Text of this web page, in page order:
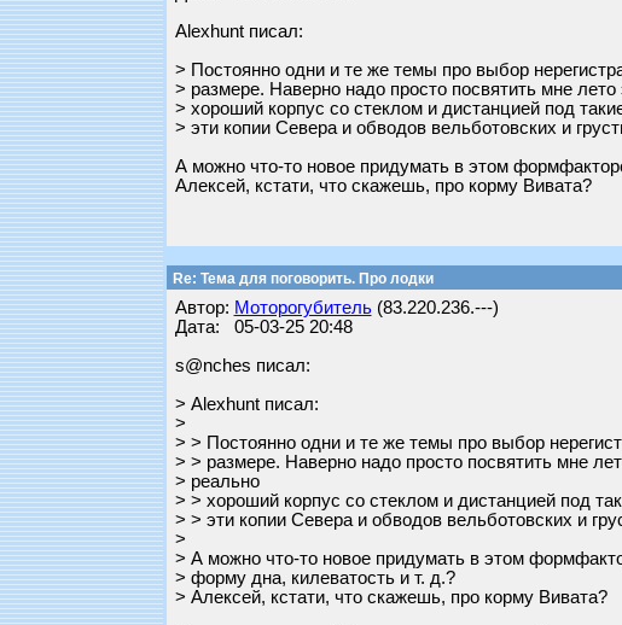
Alexhunt писал:
> Постоянно одни и те же темы про выбор
> размере. Наверно надо просто посвятить мне
> хороший корпус со стеклом и дистанцией под
> эти копии Севера и обводов вельботовских и
А можно что-то новое придумать в этом
Алексей, кстати, что скажешь, про корму Вивата?
Re: Тема для поговорить. Про лодки
Автор: Моторогубитель(83.220.236.---)
Дата: 05-03-25 20:48
s@nches писал:
> Alexhunt писал:
>
> > Постоянно одни и те же темы про выбор
> > размере. Наверно надо просто посвятить мне
> реально
> > хороший корпус со стеклом и дистанцией под
> > эти копии Севера и обводов вельботовских и
>
> А можно что-то новое придумать в этом
> форму дна, килеватость и т. д.?
> Алексей, кстати, что скажешь, про корму Вивата?